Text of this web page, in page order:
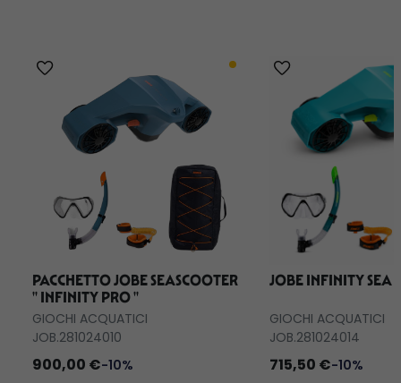
PACCHETTO JOBE SEASCOOTER
'' INFINITY PRO ''
GIOCHI ACQUATICI
JOB.281024010
900,00 €-10%
JOBE INFINITY SEA
GIOCHI ACQUATICI
JOB.281024014
715,50 €-10%